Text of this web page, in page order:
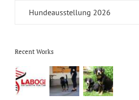
Categories
Recent Works